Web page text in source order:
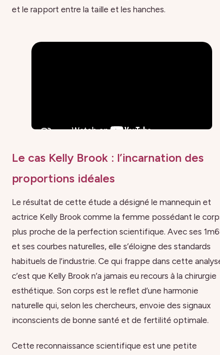
et le rapport entre la taille et les hanches.
Le cas Kelly Brook : l’incarnation des
proportions idéales
Le résultat de cette étude a désigné le mannequin et
actrice Kelly Brook comme la femme possédant le
plus proche de la perfection scientifique. Avec ses
et ses courbes naturelles, elle s’éloigne des standards
habituels de l’industrie. Ce qui frappe dans cette
c’est que Kelly Brook n’a jamais eu recours à la chirurgie
esthétique. Son corps est le reflet d’une harmonie
naturelle qui, selon les chercheurs, envoie des signaux
inconscients de bonne santé et de fertilité optimale.
Cette reconnaissance scientifique est une petite